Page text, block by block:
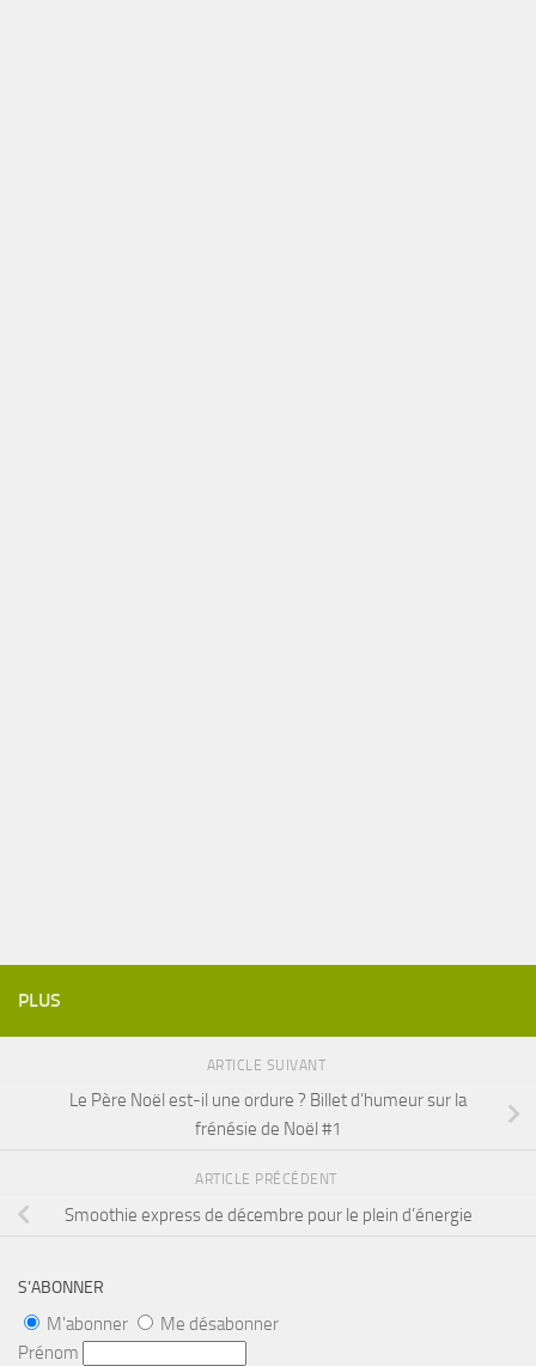
PLUS
ARTICLE SUIVANT
Le Père Noël est-il une ordure ? Billet d’humeur sur la
frénésie de Noël #1
ARTICLE PRÉCÉDENT
Smoothie express de décembre pour le plein d’énergie
S’ABONNER
M'abonner
Me désabonner
Prénom